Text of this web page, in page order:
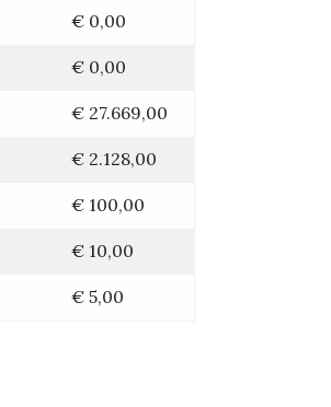
€ 0,00
€ 0,00
€ 27.669,00
€ 2.128,00
€ 100,00
€ 10,00
€ 5,00